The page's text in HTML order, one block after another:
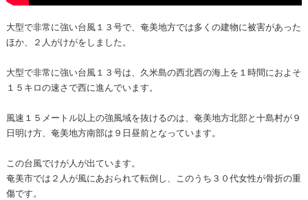
大型で非常に強い台風１３号で、奄美地方では多くの建物に被害があった
ほか、２人がけがをしました。
大型で非常に強い台風１３号は、久米島の西北西の海上を１時間におよそ
１５キロの速さで西に進んでいます。
風速１５メートル以上の強風域を抜けるのは、奄美地方北部と十島村が９
日明け方、奄美地方南部は９日昼前となっています。
この台風でけが人が出ています。
奄美市では２人が風にあおられて転倒し、このうち３０代女性が骨折の重
傷です。